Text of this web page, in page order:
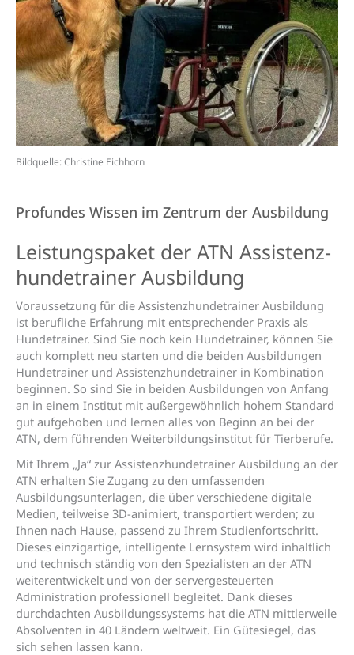
Bildquelle: Christine Eichhorn
Profundes Wissen im Zentrum der Ausbildung
Leistungs­paket der ATN Assistenz­
hunde­trainer Aus­bildung
Voraussetzung für die Assistenzhundetrainer Ausbildung
ist berufliche Erfahrung mit entsprechender Praxis als
Hundetrainer. Sind Sie noch kein Hundetrainer, können Sie
auch komplett neu starten und die beiden Ausbildungen
Hundetrainer und Assistenzhundetrainer in Kombination
beginnen. So sind Sie in beiden Ausbildungen von Anfang
an in einem Institut mit außergewöhnlich hohem Standard
gut aufgehoben und lernen alles von Beginn an bei der
ATN, dem führenden Weiterbildungsinstitut für Tierberufe.
Mit Ihrem „Ja“ zur Assistenzhundetrainer Ausbildung an der
ATN erhalten Sie Zugang zu den umfassenden
Ausbildungsunterlagen, die über verschiedene digitale
Medien, teilweise 3D-animiert, transportiert werden; zu
Ihnen nach Hause, passend zu Ihrem Studienfortschritt.
Dieses einzigartige, intelligente Lernsystem wird inhaltlich
und technisch ständig von den Spezialisten an der ATN
weiterentwickelt und von der servergesteuerten
Administration professionell begleitet. Dank dieses
durchdachten Ausbildungssystems hat die ATN mittlerweile
Absolventen in 40 Ländern weltweit. Ein Gütesiegel, das
sich sehen lassen kann.